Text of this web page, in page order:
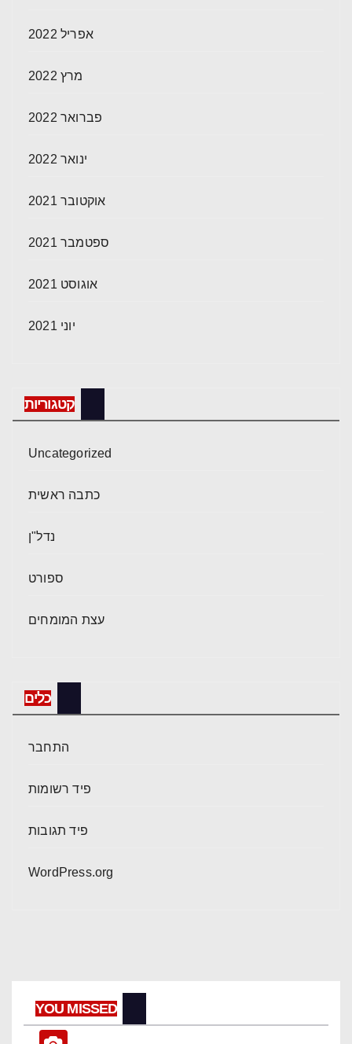
אפריל 2022
מרץ 2022
פברואר 2022
ינואר 2022
אוקטובר 2021
ספטמבר 2021
אוגוסט 2021
יוני 2021
קטגוריות
Uncategorized
כתבה ראשית
נדל"ן
ספורט
עצת המומחים
כלים
התחבר
פיד רשומות
פיד תגובות
WordPress.org
YOU MISSED